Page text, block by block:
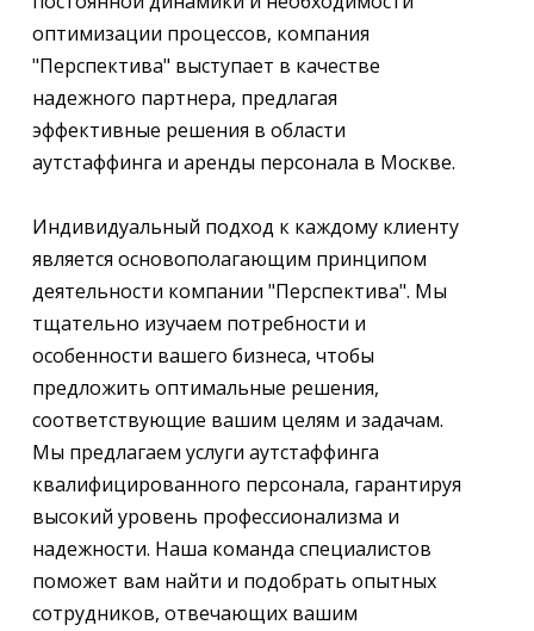
оптимизации процессов, компания
"Перспектива" выступает в качестве
надежного партнера, предлагая
эффективные решения в области
аутстаффинга и аренды персонала в Москве.
Индивидуальный подход к каждому клиенту
является основополагающим принципом
деятельности компании "Перспектива". Мы
тщательно изучаем потребности и
особенности вашего бизнеса, чтобы
предложить оптимальные решения,
соответствующие вашим целям и задачам.
Мы предлагаем услуги аутстаффинга
квалифицированного персонала, гарантируя
высокий уровень профессионализма и
надежности. Наша команда специалистов
поможет вам найти и подобрать опытных
сотрудников, отвечающих вашим